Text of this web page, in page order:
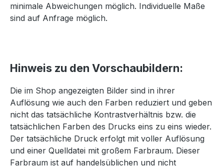
minimale Abweichungen möglich. Individuelle Maße
sind auf Anfrage möglich.
Hinweis zu den Vorschaubildern:
Die im Shop angezeigten Bilder sind in ihrer
Auflösung wie auch den Farben reduziert und geben
nicht das tatsächliche Kontrastverhältnis bzw. die
tatsächlichen Farben des Drucks eins zu eins wieder.
Der tatsächliche Druck erfolgt mit voller Auflösung
und einer Quelldatei mit großem Farbraum. Dieser
Farbraum ist auf handelsüblichen und nicht